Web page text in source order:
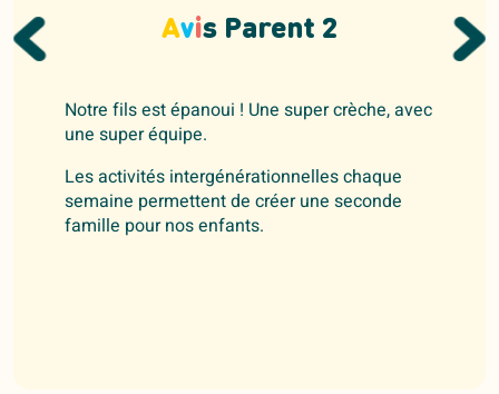
Avis Parent 2
Notre fils est épanoui ! Une super crèche, avec
une super équipe.
Les activités intergénérationnelles chaque
semaine permettent de créer une seconde
famille pour nos enfants.